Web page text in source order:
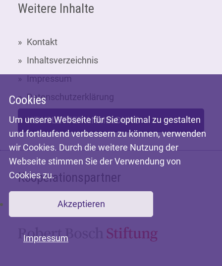
Weitere Inhalte
Kontakt
Inhaltsverzeichnis
Impressum
Datenschutzerklärung
NEWSLETTER-ANMELDUNG
Kooperationspartner
Mit freundlicher Unterstützung der
Cookies
Um unsere Webseite für Sie optimal zu gestalten
und fortlaufend verbessern zu können, verwenden
wir Cookies. Durch die weitere Nutzung der
Webseite stimmen Sie der Verwendung von
Cookies zu.
Akzeptieren
Impressum